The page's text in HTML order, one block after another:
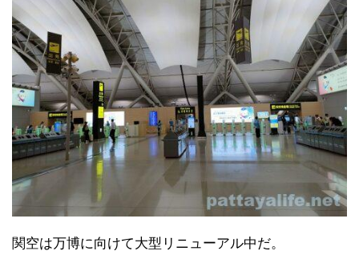
関空は万博に向けて大型リニューアル中だ。